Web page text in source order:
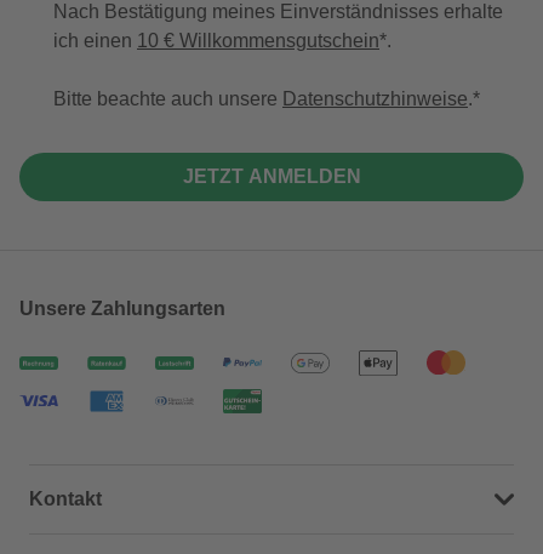
Nach Bestätigung meines Einverständnisses erhalte
ich einen 10 € Willkommensgutschein*.
Bitte beachte auch unsere Datenschutzhinweise.
JETZT ANMELDEN
Unsere Zahlungsarten
Kontakt